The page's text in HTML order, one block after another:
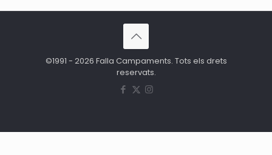
©1991 - 2026 Falla Campaments. Tots els drets
reservats.